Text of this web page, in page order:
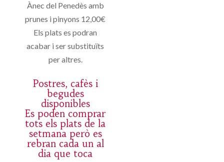
Ànec del Penedès amb
prunes i pinyons 12,00€
Els plats es podran
acabar i ser substituïts
per altres.
Postres, cafès i
begudes
disponibles
Es poden comprar
tots els plats de la
setmana però es
rebran cada un al
dia que toca